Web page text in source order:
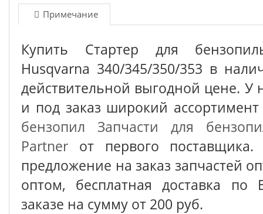
Примечание
Купить Стартер для
Husqvarna 340/345/350/353 в
действительной выгодной цене. У
и под заказ широкий
бензопил
Запчасти для
Partner от первого поставщика.
предложение на заказ запчастей
оптом, бесплатная доставка по
заказе на сумму от 200 руб.